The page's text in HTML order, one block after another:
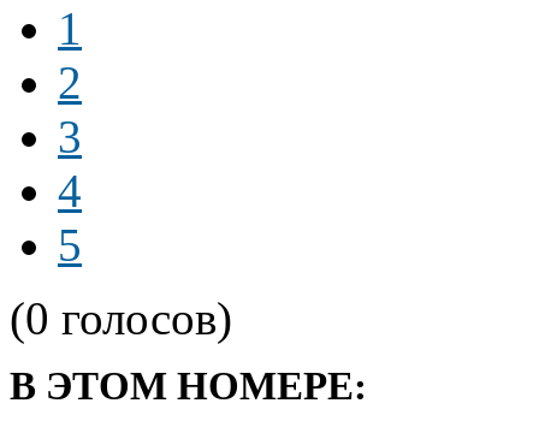
1
2
3
4
5
(0 голосов)
В ЭТОМ НОМЕРЕ: